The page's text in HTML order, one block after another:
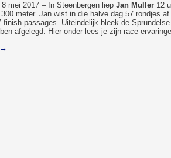
mei 2017 – In Steenbergen liep Jan Muller12
meter. Jan wist in die halve dag 57 rondjes
finish-passages. Uiteindelijk bleek de
afgelegd. Hier onder lees je zijn race-
→